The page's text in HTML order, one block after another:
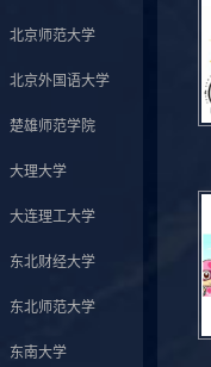
北京师范大学
北京外国语大学
楚雄师范学院
大理大学
大连理工大学
东北财经大学
东北师范大学
东南大学